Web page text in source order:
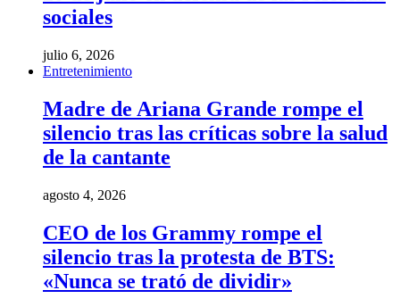
sociales
julio 6, 2026
Entretenimiento
Madre de Ariana Grande rompe el
silencio tras las críticas sobre la salud
de la cantante
agosto 4, 2026
CEO de los Grammy rompe el
silencio tras la protesta de BTS:
«Nunca se trató de dividir»